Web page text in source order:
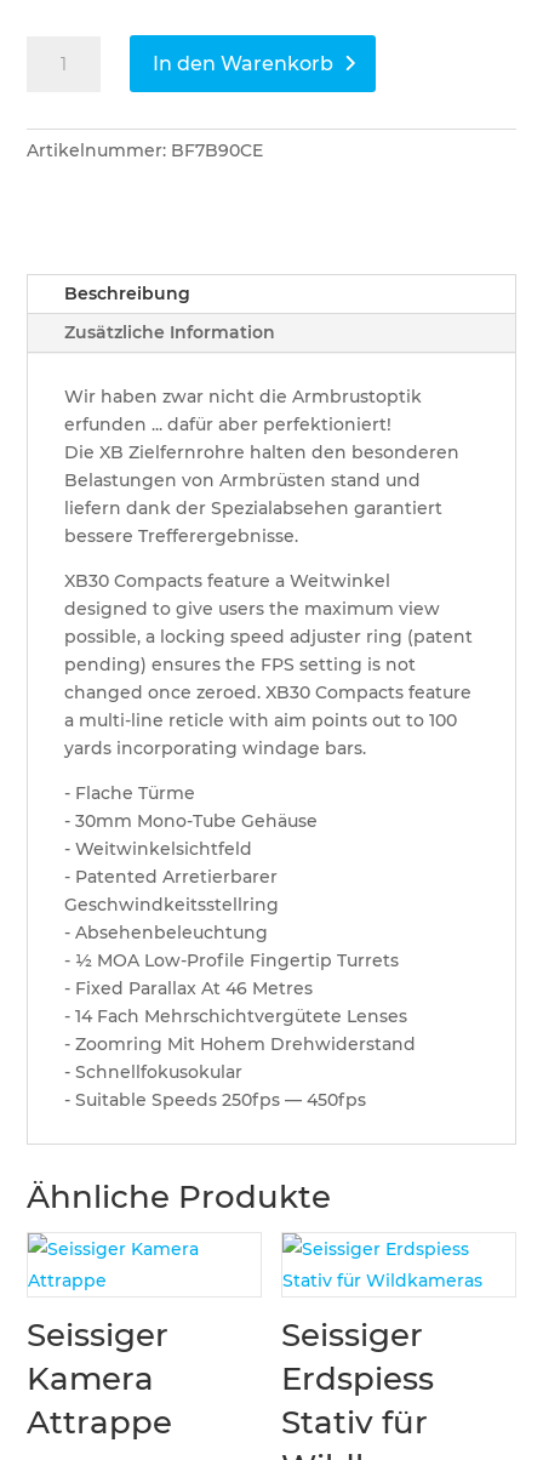
Zielfernrohr
Kompakt
1.5-
In den Warenkorb
Artikelnummer: BF7B90CE
Beschreibung
Zusätzliche Information
Wir haben zwar nicht die Armbrustoptik
erfunden ... dafür aber perfektioniert!
Die XB Zielfernrohre halten den besonderen
Belastungen von Armbrüsten stand und
liefern dank der Spezialabsehen garantiert
bessere Trefferergebnisse.
XB30 Compacts feature a Weitwinkel
designed to give users the maximum view
possible, a locking speed adjuster ring (patent
pending) ensures the FPS setting is not
changed once zeroed. XB30 Compacts feature
a multi-line reticle with aim points out to 100
yards incorporating windage bars.
- Flache Türme
- 30mm Mono-Tube Gehäuse
- Weitwinkelsichtfeld
- Patented Arretierbarer
Geschwindkeitsstellring
- Absehenbeleuchtung
- 1⁄2 MOA Low-Profile Fingertip Turrets
- Fixed Parallax At 46 Metres
- 14 Fach Mehrschichtvergütete Lenses
- Zoomring Mit Hohem Drehwiderstand
- Schnellfokusokular
- Suitable Speeds 250fps — 450fps
Ähnliche Produkte
Seissiger
Kamera
Attrappe
Seissiger
Erdspiess
Stativ für